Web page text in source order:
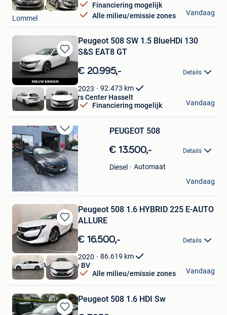
Financiering mogelijk
Alle milieu/emissie zones
Pelter Autogroup
Lommel
Vandaag
Bewaren
in
Mijn
Favorieten
Peugeot 508 SW 1.5 BlueHDi 130
S&S EAT8 GT
€ 20.995,- Details
2023 92.473 km
Financiering mogelijk
Van Mossel Used Cars Center Hasselt
Hasselt
Vandaag
Bewaren
in
Mijn
Favorieten
PEUGEOT 508
€ 13.500,- Details
Diesel
Automaat
G&A
Laarne
Vandaag
Bewaren
in
Mijn
Favorieten
Peugeot 508 1.6 HYBRID 225 E-AUTO
ALLURE
€ 16.500,- Details
2020 86.619 km
Alle milieu/emissie zones
Cornette Automotive BV
Roeselare
Vandaag
Peugeot 508 1.6 HDI Sw